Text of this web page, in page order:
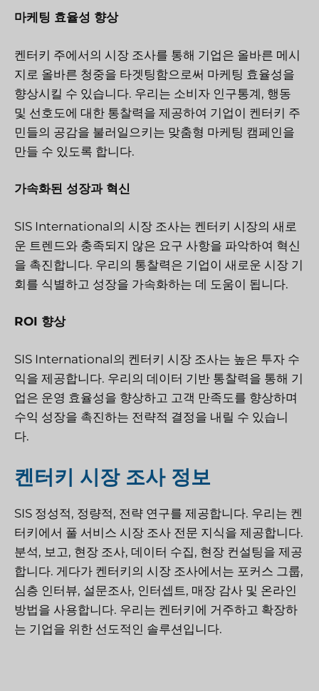
마케팅 효율성 향상
켄터키 주에서의 시장 조사를 통해 기업은 올바른 메시
지로 올바른 청중을 타겟팅함으로써 마케팅 효율성을
향상시킬 수 있습니다. 우리는 소비자 인구통계, 행동
및 선호도에 대한 통찰력을 제공하여 기업이 켄터키 주
민들의 공감을 불러일으키는 맞춤형 마케팅 캠페인을
만들 수 있도록 합니다.
가속화된 성장과 혁신
SIS International의 시장 조사는 켄터키 시장의 새로
운 트렌드와 충족되지 않은 요구 사항을 파악하여 혁신
을 촉진합니다. 우리의 통찰력은 기업이 새로운 시장 기
회를 식별하고 성장을 가속화하는 데 도움이 됩니다.
ROI 향상
SIS International의 켄터키 시장 조사는 높은 투자 수
익을 제공합니다. 우리의 데이터 기반 통찰력을 통해 기
업은 운영 효율성을 향상하고 고객 만족도를 향상하며
수익 성장을 촉진하는 전략적 결정을 내릴 수 있습니
다.
켄터키 시장 조사 정보
SIS 정성적, 정량적, 전략 연구를 제공합니다. 우리는 켄
터키에서 풀 서비스 시장 조사 전문 지식을 제공합니다.
분석, 보고, 현장 조사, 데이터 수집, 현장 컨설팅을 제공
합니다. 게다가 켄터키의 시장 조사에서는 포커스 그룹,
심층 인터뷰, 설문조사, 인터셉트, 매장 감사 및 온라인
방법을 사용합니다. 우리는 켄터키에 거주하고 확장하
는 기업을 위한 선도적인 솔루션입니다.